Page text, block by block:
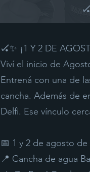
🏑✨ ¡1 Y 2 DE
Viví el inicio de
Entrená con una de
cancha. Además de
Delfi. Ese vínculo
📅 1 y 2 de agosto de
📍 Cancha de agua